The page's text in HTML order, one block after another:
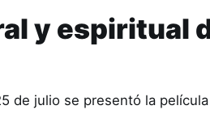
y espiritual
de julio se presentó la